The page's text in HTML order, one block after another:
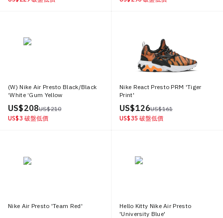
(W) Nike Air Presto Black/Black
‘White ‘Gum Yellow
US$ 208US$ 210
US$ 3 破盤低價
Nike React Presto PRM 'Tiger
Print'
US$ 126US$ 161
US$ 35 破盤低價
Nike Air Presto 'Team Red'
Hello Kitty Nike Air Presto
'University Blue'